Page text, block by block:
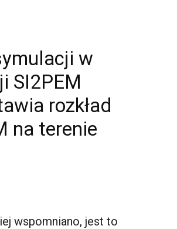
w
SI2PEM
rozkład
na terenie
wspomniano, jest to